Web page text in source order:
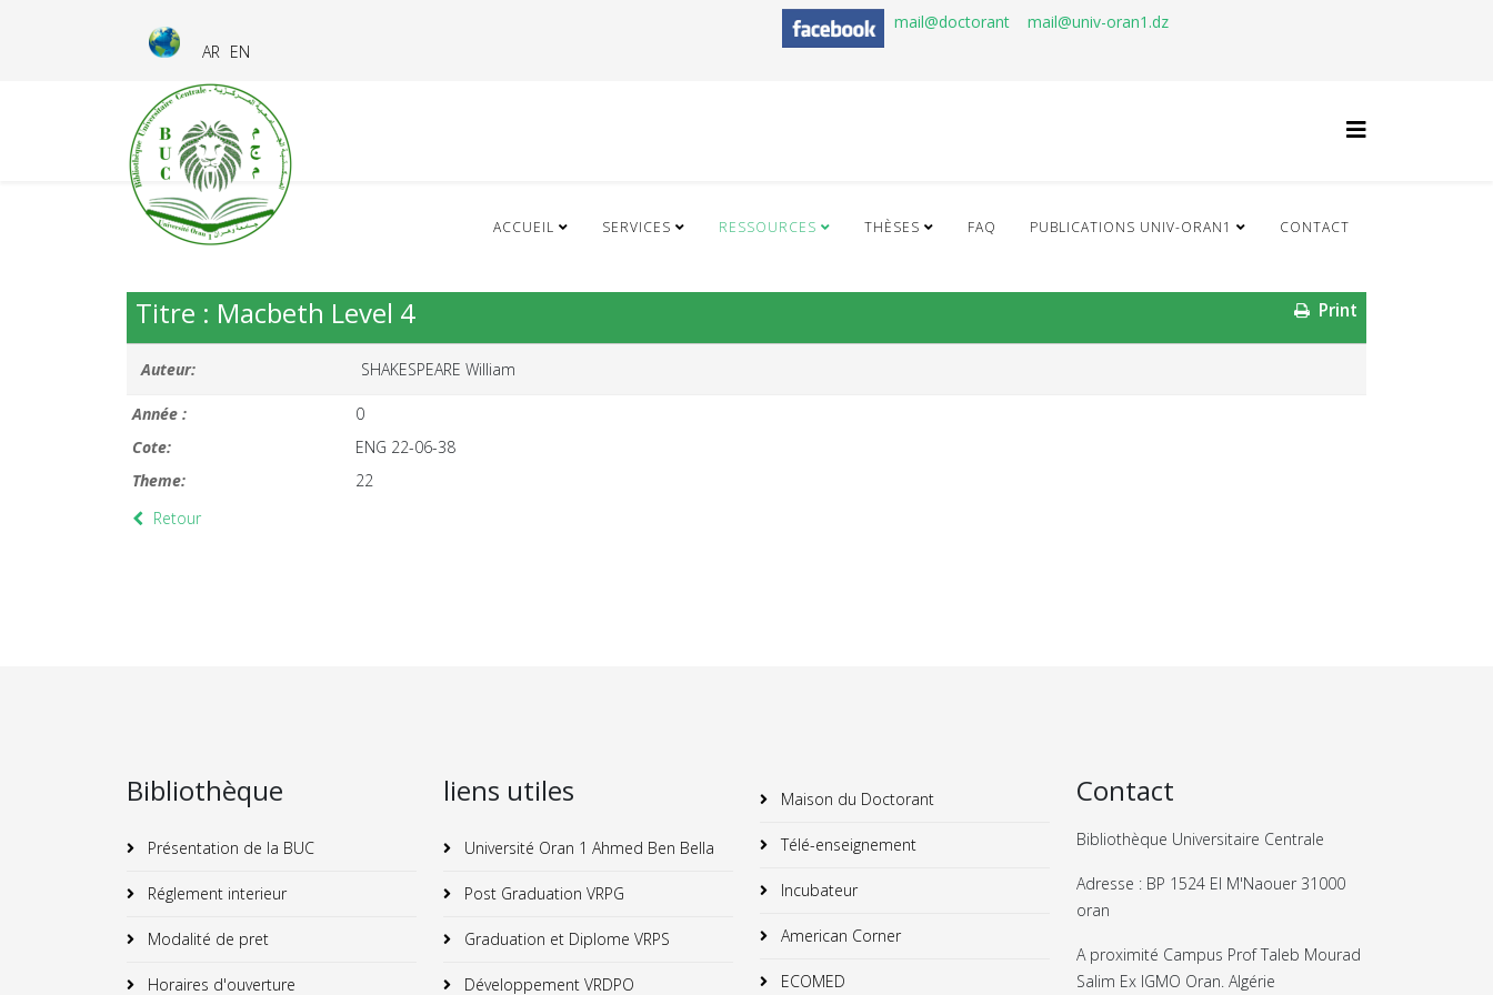
AR EN
mail@doctorant mail@univ-oran1.dz
ACCUEIL SERVICES RESSOURCES THÈSES FAQ PUBLICATIONS UNIV-ORAN1 CONTACT
Print
Titre : Macbeth Level 4
Auteur: SHAKESPEARE William
Année :
0
Cote:
ENG 22-06-38
Theme:
22
Retour
Bibliothèque
Présentation de la BUC
Réglement interieur
Modalité de pret
Horaires d'ouverture
liens utiles
Université Oran 1 Ahmed Ben Bella
Post Graduation VRPG
Graduation et Diplome VRPS
Développement VRDPO
Maison du Doctorant
Télé-enseignement
Incubateur
American Corner
ECOMED
Contact
Bibliothèque Universitaire Centrale
Adresse : BP 1524 El M'Naouer 31000
oran
A proximité Campus Prof Taleb Mourad
Salim Ex IGMO Oran. Algérie